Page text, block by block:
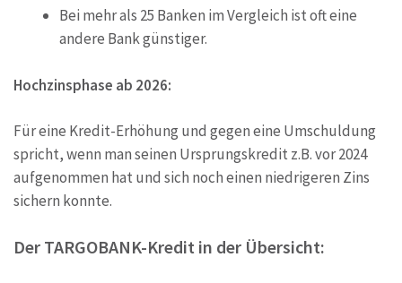
Bei mehr als 25 Banken im Vergleich ist oft eine
andere Bank günstiger.
Hochzinsphase ab 2026:
Für eine Kredit-Erhöhung und gegen eine Umschuldung
spricht, wenn man seinen Ursprungskredit z.B. vor 2024
aufgenommen hat und sich noch einen niedrigeren Zins
sichern konnte.
Der TARGOBANK-Kredit in der Übersicht: